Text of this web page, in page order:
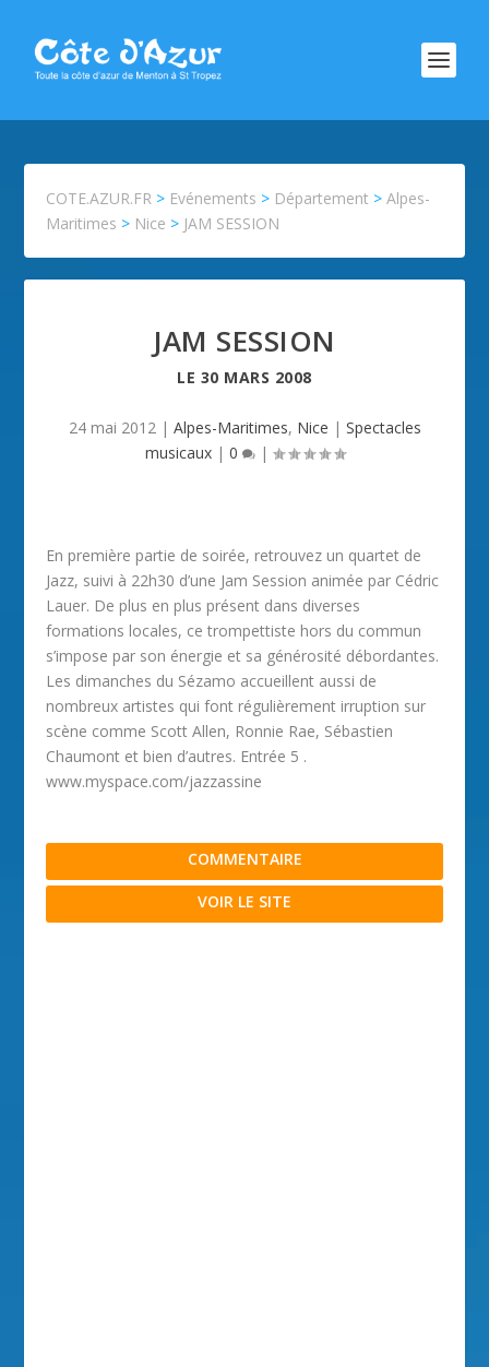
COTE.AZUR.FR > Evénements > Département >Alpes-
Maritimes > Nice > JAM SESSION
JAM SESSION
LE 30 MARS 2008
24 mai 2012| Alpes-Maritimes, Nice | Spectacles
musicaux| 0 |
En première partie de soirée, retrouvez un quartet de
Jazz, suivi à 22h30 d’une Jam Session animée par Cédric
Lauer. De plus en plus présent dans diverses
formations locales, ce trompettiste hors du commun
s’impose par son énergie et sa générosité débordantes.
Les dimanches du Sézamo accueillent aussi de
nombreux artistes qui font régulièrement irruption sur
scène comme Scott Allen, Ronnie Rae, Sébastien
Chaumont et bien d’autres. Entrée 5 .
www.myspace.com/jazzassine
COMMENTAIRE
VOIR LE SITE